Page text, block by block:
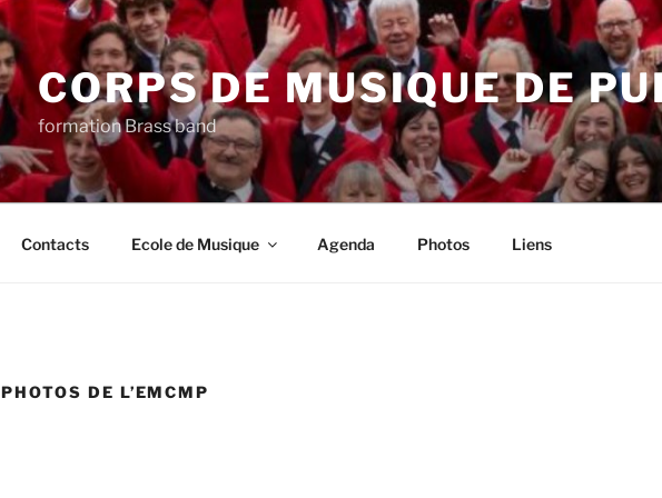
CORPS DE MUSIQUE DE
formation Brass band
Contacts Ecole de Musique Agenda Photos Liens
PHOTOS DE L’EMCMP